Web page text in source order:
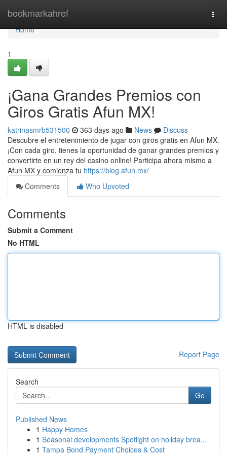
bookmarkahref
Home
Home
1
¡Gana Grandes Premios con
Giros Gratis Afun MX!
katrinasmrb531500 363 days ago News
Discuss
Descubre el entretenimiento de jugar con giros gratis en Afun MX.
¡Con cada giro, tienes la oportunidad de ganar grandes premios y
convertirte en un rey del casino online! Participa ahora mismo a
Afun MX y comienza tu https://blog.afun.mx/
Comments
Who Upvoted
Comments
Submit a Comment
No HTML
HTML is disabled
Report Page
Search
Go
Published News
1 Happy Homes
1 Seasonal developments Spotlight on holiday brea...
1 Tampa Bond Payment Choices & Cost